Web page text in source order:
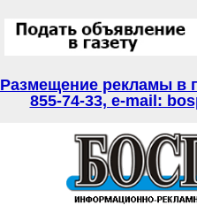
Размещение рекламы в
855-74-33, e-mail: